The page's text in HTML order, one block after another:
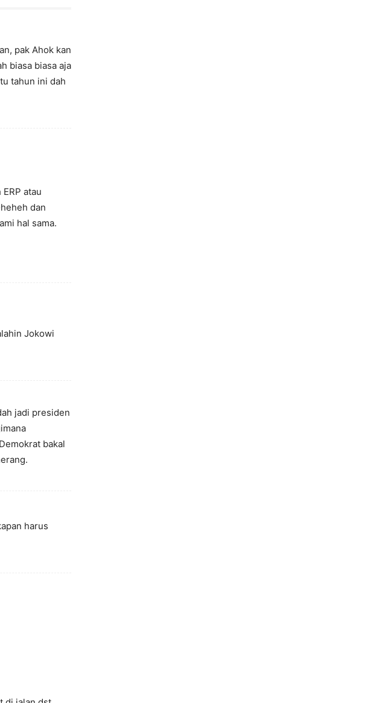
pak Ahok kan
biasa biasa aja
tahun ini dah
atau
dan
hal sama.
Jokowi
jadi presiden
bakal
harus